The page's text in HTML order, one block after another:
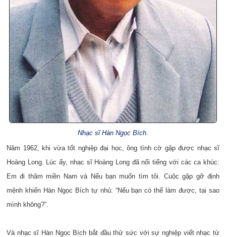
Nhạc sĩ Hàn Ngọc Bích.
Năm 1962, khi vừa tốt nghiệp đại học, ông tình cờ gặp được nhạc sĩ
Hoàng Long. Lúc ấy, nhạc sĩ Hoàng Long đã nổi tiếng với các ca khúc:
Em đi thăm miền Nam và Nếu bạn muốn tìm tôi. Cuộc gặp gỡ định
mệnh khiến Hàn Ngọc Bích tự nhủ: “Nếu bạn có thể làm được, tại sao
mình không?”.
Và nhạc sĩ Hàn Ngọc Bích bắt đầu thử sức với sự nghiệp viết nhạc từ